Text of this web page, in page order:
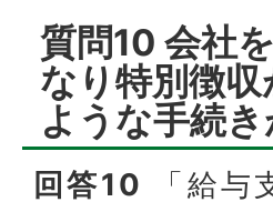
質問10 会社
なり特別徴
ような手続
回答10
「給